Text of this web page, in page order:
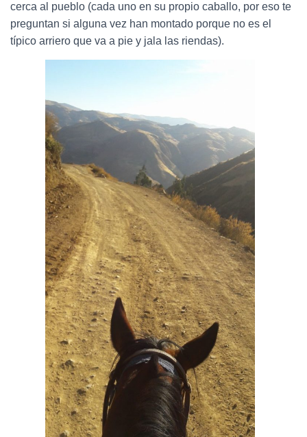
cerca al pueblo (cada uno en su propio caballo, por eso te
preguntan si alguna vez han montado porque no es el
típico arriero que va a pie y jala las riendas).